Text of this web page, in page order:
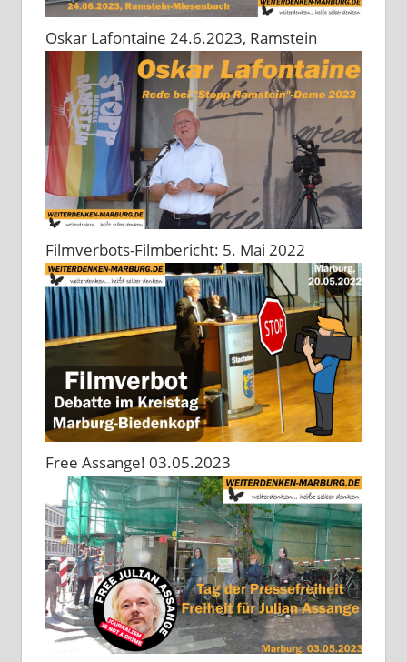
Oskar Lafontaine 24.6.2023, Ramstein
Filmverbots-Filmbericht: 5. Mai 2022
Free Assange! 03.05.2023